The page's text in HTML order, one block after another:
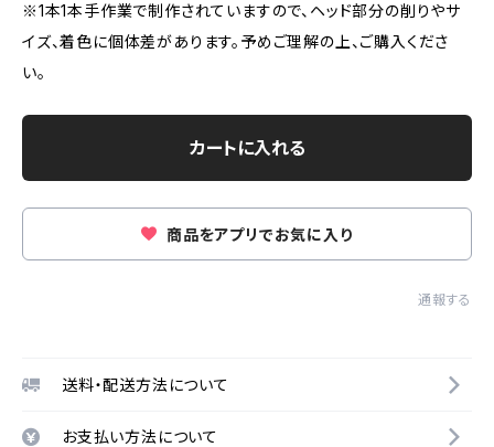
※1本1本手作業で制作されていますので、ヘッド部分の削りやサ
イズ、着色に個体差があります。予めご理解の上、ご購入くださ
い。
カートに入れる
商品をアプリでお気に入り
通報する
送料・配送方法について
お支払い方法について